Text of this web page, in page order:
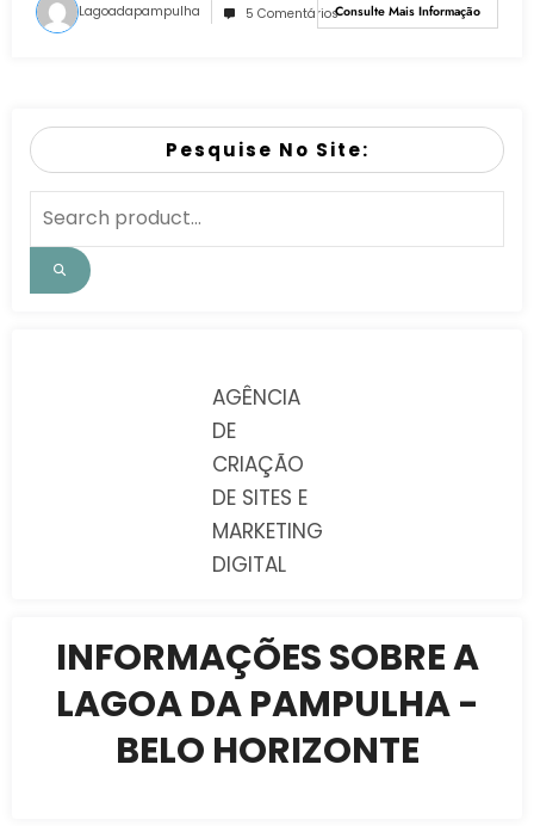
Lagoadapampulha 5 ComentáriosConsulte Mais Informação
Pesquise No Site:
AGÊNCIA
DE
CRIAÇÃO
DE SITES E
MARKETING
DIGITAL
INFORMAÇÕES SOBRE A
LAGOA DA PAMPULHA -
BELO HORIZONTE